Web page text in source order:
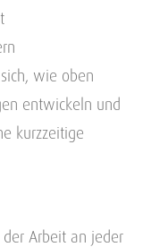
wie oben
entwickeln und
kurzzeitige
Arbeit an jeder